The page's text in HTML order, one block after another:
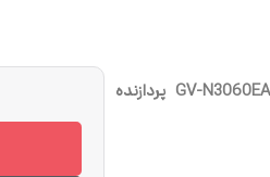
کارت گرافیکی گیگابایت (GIGABYTE) مدل GV-N3060EAGLE-OC-12GD-REV2.0 پردازنده